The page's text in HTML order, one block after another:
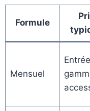
Formule
Mensuel